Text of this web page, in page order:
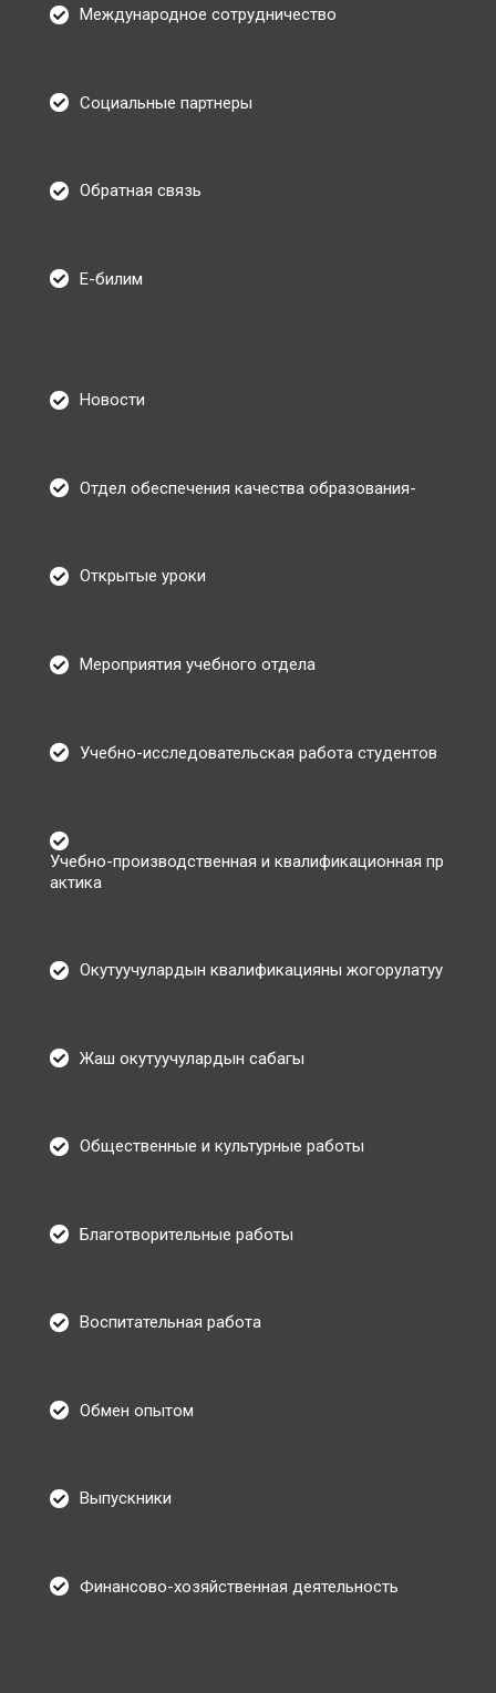
Международное сотрудничество
Социальные партнеры
Обратная связь
Е-билим
Новости
Отдел обеспечения качества образования-
Открытые уроки
Мероприятия учебного отдела
Учебно-исследовательская работа студентов
Учебно-производственная и квалификационная пр
актика
Окутуучулардын квалификацияны жогорулатуу
Жаш окутуучулардын сабагы
Общественные и культурные работы
Благотворительные работы
Воспитательная работа
Обмен опытом
Выпускники
Финансово-хозяйственная деятельность